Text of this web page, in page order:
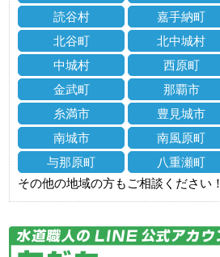
読谷村
嘉手納町
北谷町
北中城村
中城村
西原町
金武町
那覇市
糸満市
豊見城市
南城市
南風原町
与那原町
八重瀬町
その他の地域の方もご相談ください！